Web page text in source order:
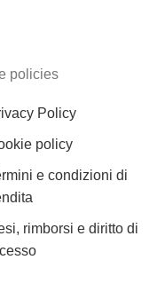
policies
Policy
policy
e condizioni di
rimborsi e diritto di